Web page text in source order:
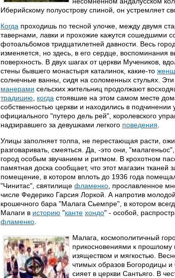
Иберийскому полуострову спиной, он устремляет
Когда проходишь по тесной улочке, между двумя
тавернами, лавки и прохожие кажутся сошедшими
фотоальбомов тридцатилетней давности. Весь город
изменяется, но здесь, в его сердце, воспоминания
поверхность. В двух шагах от церкви Мучеников,
стены бывшего монастыря каталинок, какие-то
солнечные ванны, сидя на соломенных стульях. Эти
манерами сельских жительниц продолжают
традицию
когда стоявшие на этом самом месте
собственностью церкви и находились в подчинении
официального "путеро дель рей", королевского
надзиравшего за девушками легкого поведения
Улицы заполняет толпа, не перестающая расти,
разговаривать, смеяться. Да, -это они,
город особым звучанием и ритмом. В крохотном
памятная доска сообщает, что этот магазин тканей
помещение, в котором вплоть до 1936 года
"Чинитас", святилище фламенко , прославленное
числе Федерико Гарсия Лоркой. А напротив
крошечного бара "Малага Сьемпре", в котором
Малаги в историю "канте хондо" - особой,
фламенко
Малага, космополитичный
прикосновениями к прошлому
изяществом и мягкостью.
чтимых образов Богородицы
сияет в церкви Сантьяго. В